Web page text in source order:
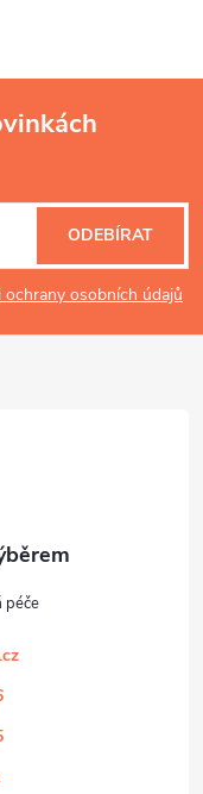
ochrany osobních údajů
ODEBÍRAT